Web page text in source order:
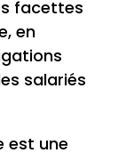
facettes
en
salariés
est une